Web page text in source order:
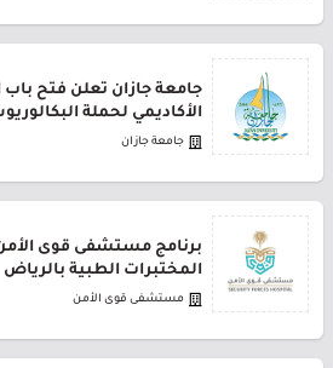
جامعة جازان تعلن فتح باب
الأكاديمي لحملة
جامعة جازان
برنامج مستشفى قوى
المختبرات الطبية بالرياض
مستشفى قوى الأمن